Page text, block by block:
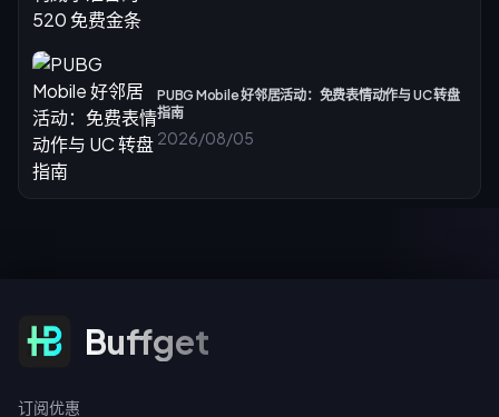
PUBG Mobile 好邻居活动：免费表情动作与 UC 转盘
指南
2026/08/05
订阅优惠 Buffget
订阅优惠